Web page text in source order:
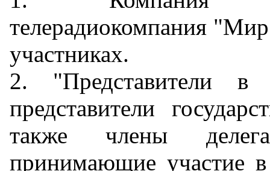
телерадиокомпания
участниках.
2. "Представители
представители
также члены
принимающие участие